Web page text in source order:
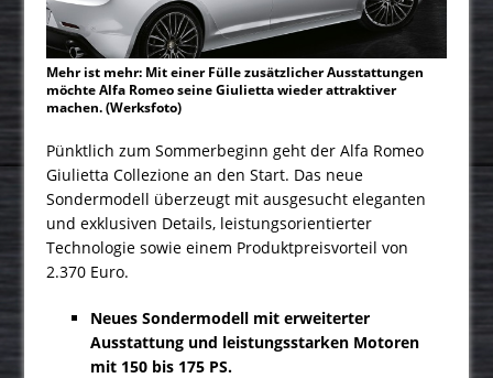
Mehr ist mehr: Mit einer Fülle zusätzlicher Ausstattungen
möchte Alfa Romeo seine Giulietta wieder attraktiver
machen. (Werksfoto)
Pünktlich zum Sommerbeginn geht der Alfa Romeo
Giulietta Collezione an den Start. Das neue
Sondermodell überzeugt mit ausgesucht eleganten
und exklusiven Details, leistungsorientierter
Technologie sowie einem Produktpreisvorteil von
2.370 Euro.
Neues Sondermodell mit erweiterter
Ausstattung und leistungsstarken Motoren
mit 150 bis 175 PS.